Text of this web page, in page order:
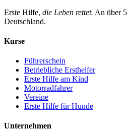
Erste Hilfe, die Leben rettet. An über
Deutschland.
Kurse
Führerschein
Betriebliche Ersthelfer
Erste Hilfe am Kind
Motorradfahrer
Vereine
Erste Hilfe für Hunde
Unternehmen